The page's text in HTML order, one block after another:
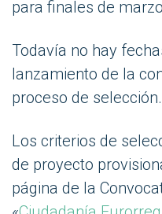
para finales de
Todavía no hay
lanzamiento de la
proceso de selección.
Los criterios de
de proyecto
página de la